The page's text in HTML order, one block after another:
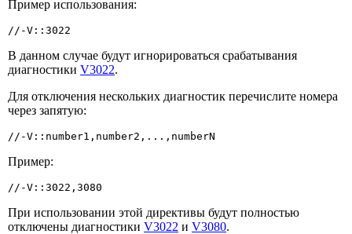
Пример использования:
//-V::3022
В данном случае будут игнорироваться срабатывания
диагностики V3022.
Для отключения нескольких диагностик перечислите номера
через запятую:
//-V::number1,number2,...,numberN
Пример:
//-V::3022,3080
При использовании этой директивы будут полностью
отключены диагностики V3022 и V3080.